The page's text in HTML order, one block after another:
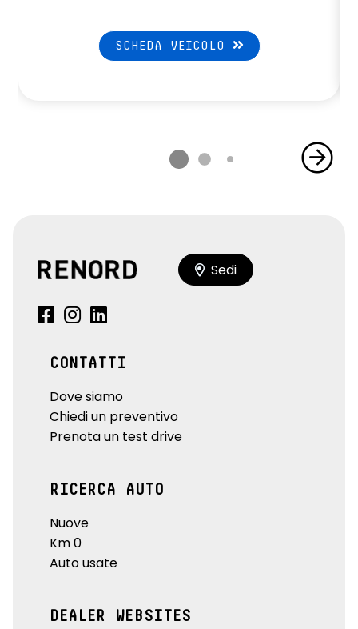
SCHEDA VEICOLO
Sedi
CONTATTI
Dove siamo
Chiedi un preventivo
Prenota un test drive
RICERCA AUTO
Nuove
Km 0
Auto usate
DEALER WEBSITES